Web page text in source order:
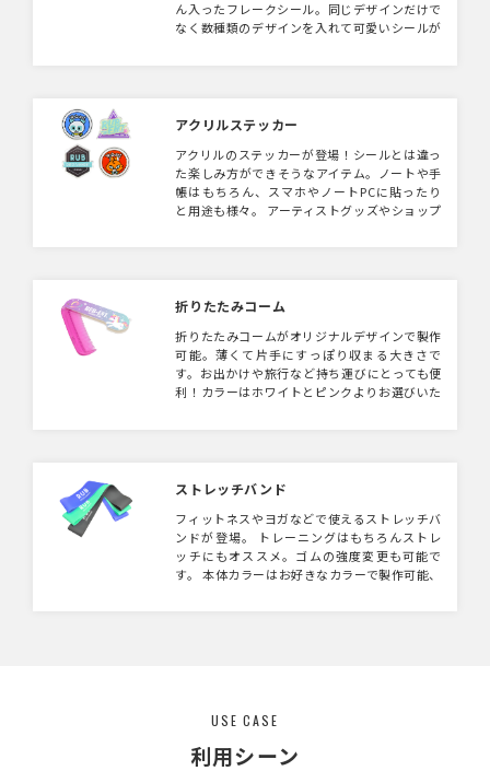
ん入ったフレークシール。同じデザインだけで
なく数種類のデザインを入れて可愛いシールが
アクリルステッカー
アクリルのステッカーが登場！シールとは違っ
た楽しみ方ができそうなアイテム。ノートや手
帳はもちろん、スマホやノートPCに貼ったり
と用途も様々。 アーティストグッズやショップ
折りたたみコーム
折りたたみコームがオリジナルデザインで製作
可能。薄くて片手にすっぽり収まる大きさで
す。お出かけや旅行など持ち運びにとっても便
利！カラーはホワイトとピンクよりお選びいた
ストレッチバンド
フィットネスやヨガなどで使えるストレッチバ
ンドが登場。 トレーニングはもちろんストレ
ッチにもオススメ。ゴムの強度変更も可能で
す。 本体カラーはお好きなカラーで製作可能、
USE CASE
利用シーン